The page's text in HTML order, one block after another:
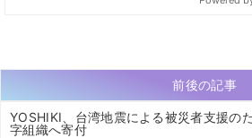
前後の記事
YOSHIKI、台湾地震による被災者支援の
字組織へ寄付